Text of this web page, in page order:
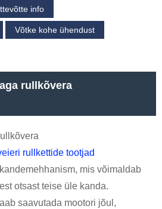
info
Võtke kohe ühendust
rullkõvera
rullkettide tootjad
mis võimaldab
otsast teise üle kanda.
saavutada mootori jõul,